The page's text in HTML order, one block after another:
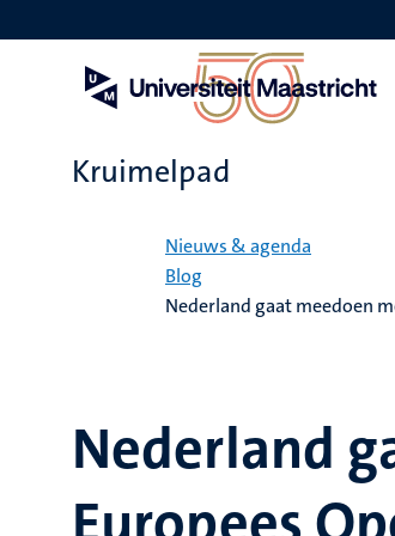
en
Kruimelpad
Nieuws & agenda
Blog
Nederland gaat meedoen
Nederland